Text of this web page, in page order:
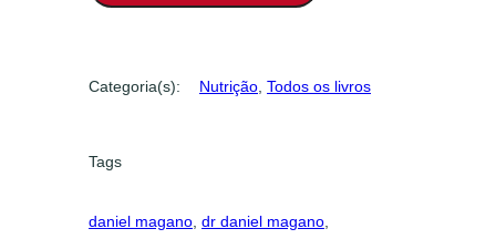
a
n
Categoria(s): Nutrição, Todos os livros
Tags
daniel magano, dr daniel magano